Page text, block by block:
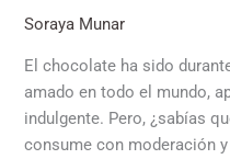
Soraya Munar
El chocolate ha sido
amado en todo el mundo,
indulgente. Pero, ¿sabías
consume con moderación